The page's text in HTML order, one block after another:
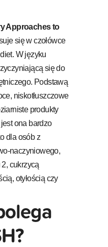
Approaches to
się w czołówce
W języku
się do
Podstawą
niskotłuszczowe
produkty
ona bardzo
dla osób z
naczyniowego,
cukrzycą
otyłością czy